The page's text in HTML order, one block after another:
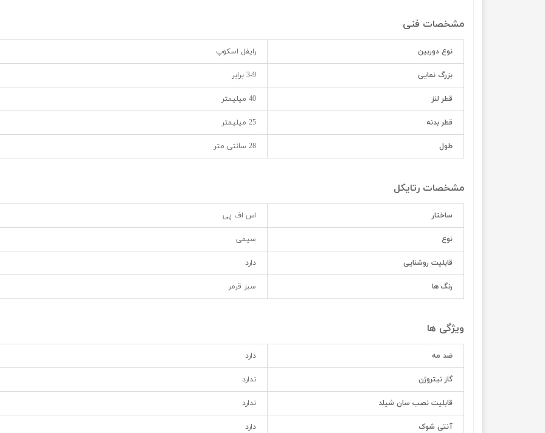
مشخصات فنی
نوع دوربین رایفل اسکوپ
بزرگ نمایی 3-9 برابر
قطر لنز 40 میلیمتر
قطر بدنه 25 میلیمتر
طول 28 سانتی متر
مشخصات رتایکل
ساختار اس اف پی
نوع سیمی
قابلیت روشنایی دارد
رنگ ها سبز قرمر
ویژگی ها
ضد مه دارد
گاز نیتروژن ندارد
قابلیت نصب سان شیلد ندارد
آنتی شوک دارد